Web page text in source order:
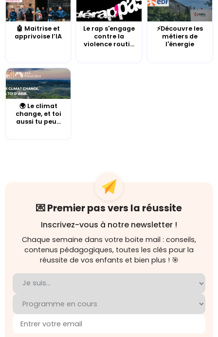
🤖 Maitrise et
apprivoise l’IA
Le rap s'engage
contre la
violence routi...
⚡Découvre les
métiers de
l'énergie
🌍 Le climat
change, et toi
aussi tu peu...
💌 Premier pas vers la réussite
Inscrivez-vous à notre newsletter !
Chaque semaine dans votre boite mail : conseils,
contenus pédagogiques, toutes les clés pour la
réussite de vos enfants et bien plus ! 🎯